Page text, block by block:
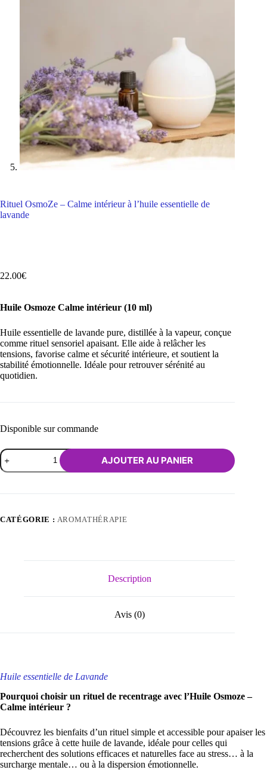
Rituel OsmoZe – Calme intérieur à l’huile essentielle de
lavande
22.00€
Huile Osmoze Calme intérieur (10 ml)
Huile essentielle de lavande pure, distillée à la vapeur, conçue
comme rituel sensoriel apaisant. Elle aide à relâcher les
tensions, favorise calme et sécurité intérieure, et soutient la
stabilité émotionnelle. Idéale pour retrouver sérénité au
quotidien.
Disponible sur commande
quantité
de
Rituel
-
intérieur
à
AJOUTER AU PANIER
CATÉGORIE : AROMATHÉRAPIE
Description
Avis (0)
Huile essentielle de Lavande
Pourquoi choisir un rituel de recentrage avec l’Huile Osmoze –
Calme intérieur ?
Découvrez les bienfaits d’un rituel simple et accessible pour apaiser les
tensions grâce à cette huile de lavande, idéale pour celles qui
recherchent des solutions efficaces et naturelles face au stress… à la
surcharge mentale… ou à la dispersion émotionnelle.